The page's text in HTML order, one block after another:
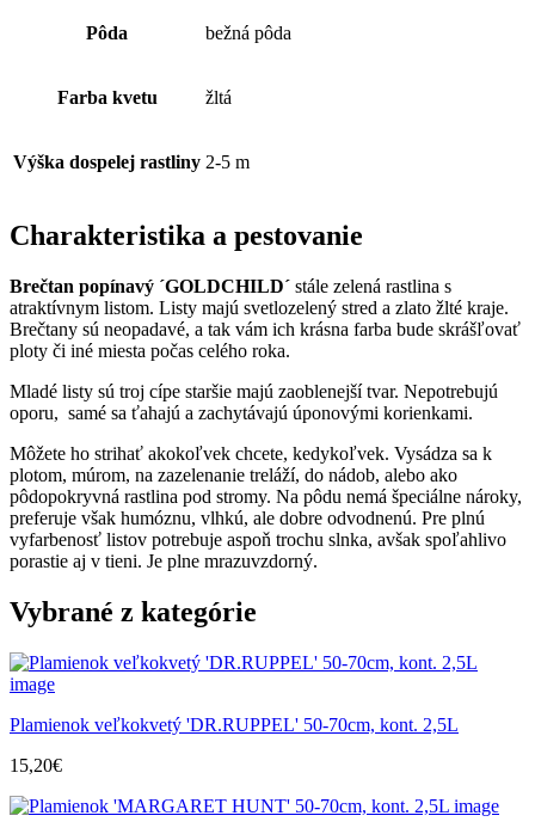
Pôda bežná pôda
Farba kvetu žltá
Výška dospelej rastliny 2-5 m
Charakteristika a pestovanie
Brečtan popínavý ´GOLDCHILD´ stále zelená rastlina s
atraktívnym listom. Listy majú svetlozelený stred a zlato žlté kraje.
Brečtany sú neopadavé, a tak vám ich krásna farba bude skrášľovať
ploty či iné miesta počas celého roka.
Mladé listy sú troj cípe staršie majú zaoblenejší tvar. Nepotrebujú
oporu, samé sa ťahajú a zachytávajú úponovými korienkami.
Môžete ho strihať akokoľvek chcete, kedykoľvek. Vysádza sa k
plotom, múrom, na zazelenanie treláží, do nádob, alebo ako
pôdopokryvná rastlina pod stromy. Na pôdu nemá špeciálne nároky,
preferuje však humóznu, vlhkú, ale dobre odvodnenú. Pre plnú
vyfarbenosť listov potrebuje aspoň trochu slnka, avšak spoľahlivo
porastie aj v tieni. Je plne mrazuvzdorný.
Vybrané z kategórie
Plamienok veľkokvetý 'DR.RUPPEL' 50-70cm, kont. 2,5L
15,20€